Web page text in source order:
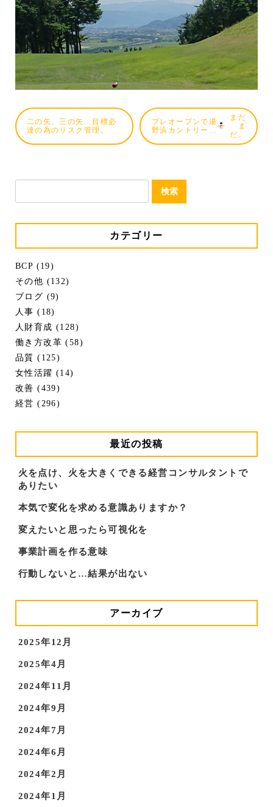
二の矢、三の矢…目標必
達の為のリスク管理。
プレオープンで湯
野浜カントリー…
まだ
ま
だ。
カテゴリー
BCP (19)
その他 (132)
ブログ (9)
人事 (18)
人財育成 (128)
働き方改革 (58)
品質 (125)
女性活躍 (14)
改善 (439)
経営 (296)
最近の投稿
火を点け、火を大きくできる経営コンサルタントで
ありたい
本気で変化を求める意識ありますか？
変えたいと思ったら可視化を
事業計画を作る意味
行動しないと…結果が出ない
アーカイブ
2025年12月
2025年4月
2024年11月
2024年9月
2024年7月
2024年6月
2024年2月
2024年1月